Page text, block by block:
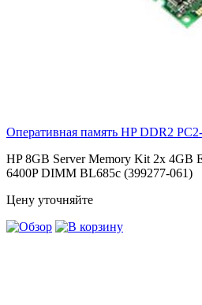
Оперативная память HP DDR2
HP 8GB Server Memory Kit 2x 4GB
6400P DIMM BL685c (399277-061)
Цену уточняйте